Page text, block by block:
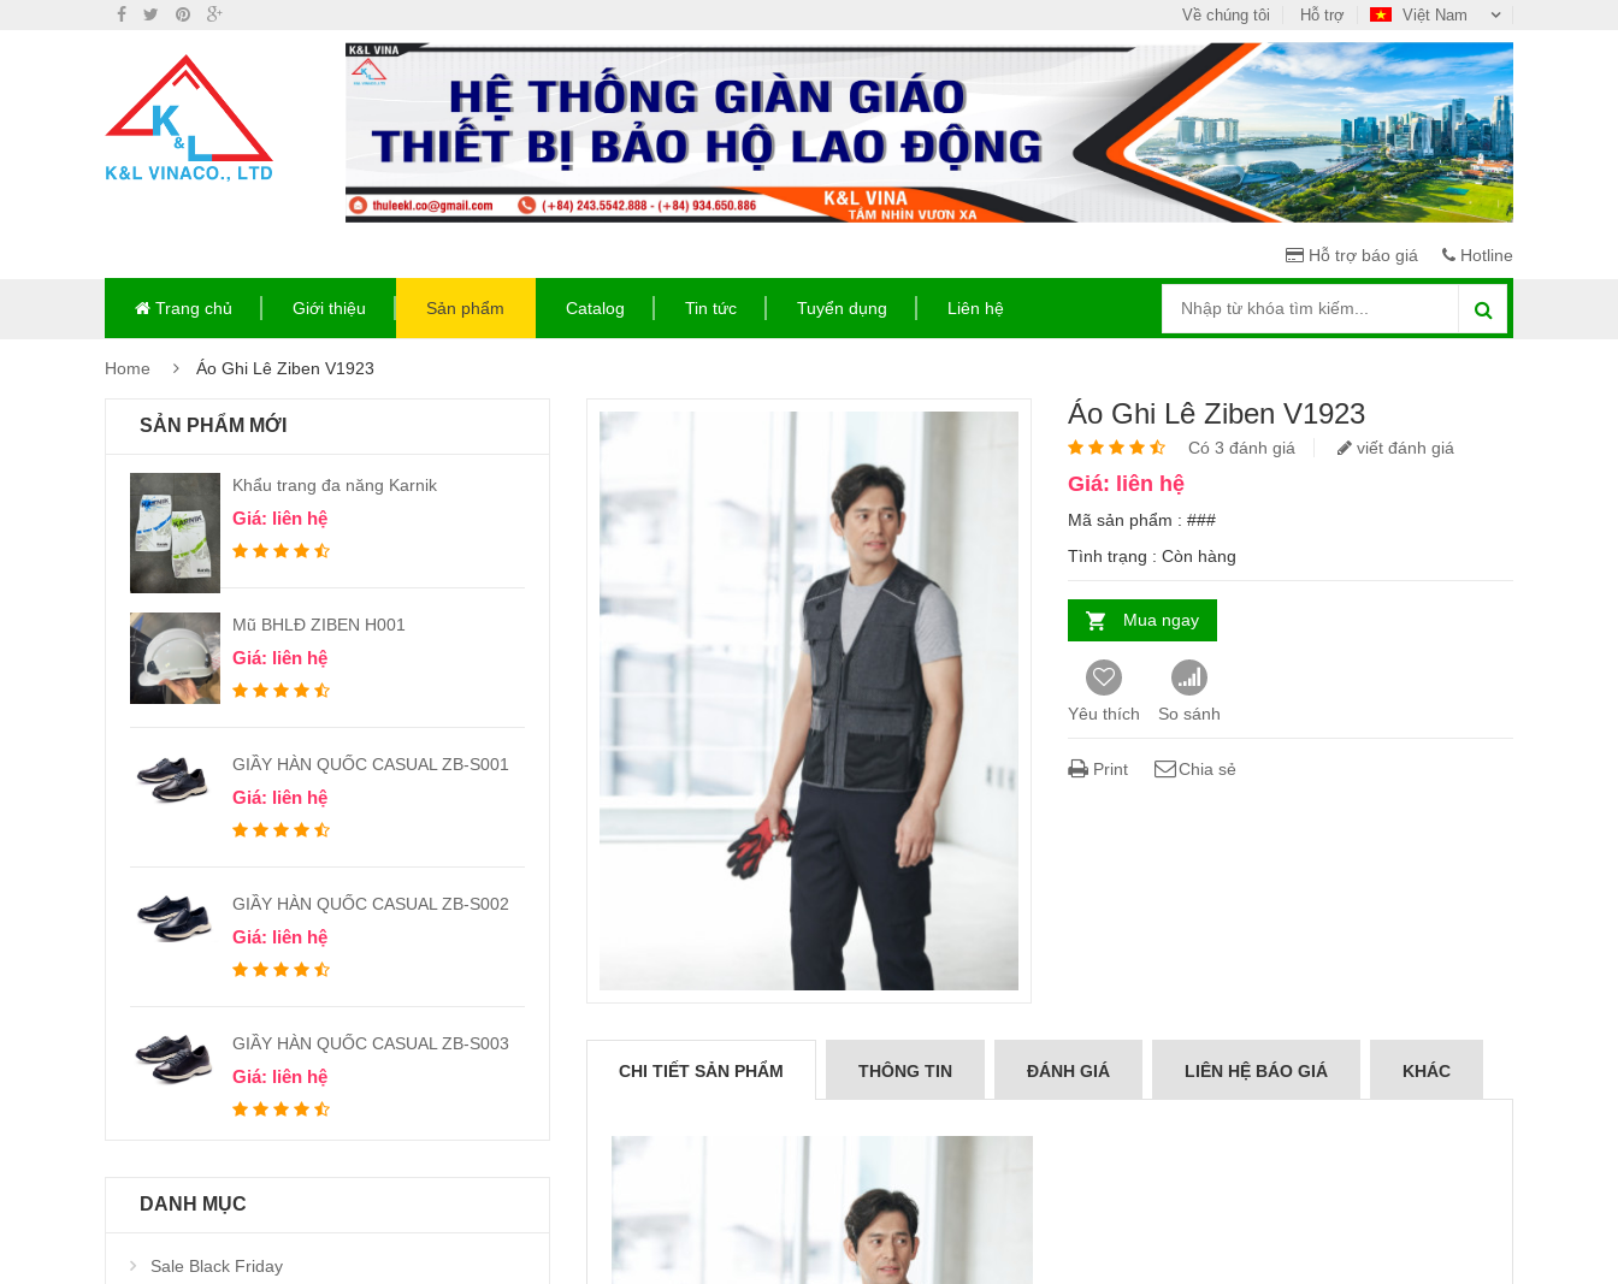
Việt Nam
Về chúng tôi Hỗ trợ
Hỗ trợ báo giá Hotline
Trang chủ Giới thiệu Sản phẩm Catalog Tin tức Tuyển dụng Liên hệ
Home Áo Ghi Lê Ziben V1923
SẢN PHẨM MỚI
Khẩu trang đa năng Karnik
Giá: liên hệ
Mũ BHLĐ ZIBEN H001
Giá: liên hệ
GIẦY HÀN QUỐC CASUAL ZB-S001
Giá: liên hệ
GIẦY HÀN QUỐC CASUAL ZB-S002
Giá: liên hệ
GIẦY HÀN QUỐC CASUAL ZB-S003
Giá: liên hệ
DANH MỤC
Sale Black Friday
Áo Ghi Lê Ziben V1923
Có 3 đánh giá viết đánh giá
Giá: liên hệ
Mã sản phẩm : ###
Tình trạng : Còn hàng
Mua ngay
Yêu thích So sánh
Print Chia sẻ
CHI TIẾT SẢN PHẨM THÔNG TIN ĐÁNH GIÁ LIÊN HỆ BÁO GIÁ KHÁC